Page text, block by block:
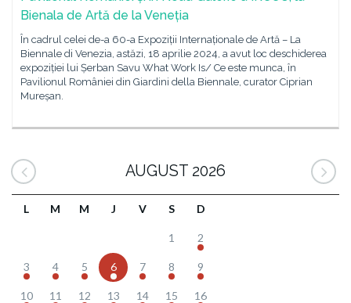
Bienala de Artă de la Veneția
În cadrul celei de-a 60-a Expoziții Internaționale de Artă – La
Biennale di Venezia, astăzi, 18 aprilie 2024, a avut loc deschiderea
expoziției lui Șerban Savu What Work Is/ Ce este munca, în
Pavilionul României din Giardini della Biennale, curator Ciprian
Mureșan.
AUGUST 2026
L M M J V S D
1 2
3 4 5 6 7 8 9
10 11 12 13 14 15 16